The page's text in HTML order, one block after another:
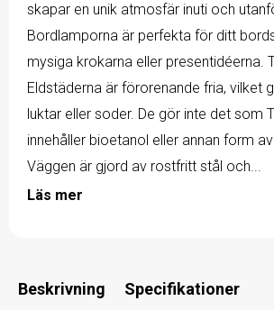
skapar en unik atmosfär inuti och
Bordlamporna är perfekta för ditt
mysiga krokarna eller presentidéerna.
Eldstäderna är förorenande fria, vilket
luktar eller soder. De gör inte det som
innehåller bioetanol eller annan form
Väggen är gjord av rostfritt stål och...
Läs mer
Beskrivning Specifikationer